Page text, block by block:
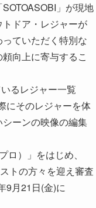
」が現地
ドア・レジャーが
ていただく特別な
向上に寄与するこ
るレジャー一覧
にそのレジャーを体
ーンの映像の編集
）」をはじめ、
トの方々を迎え審査
9月21日(金)に